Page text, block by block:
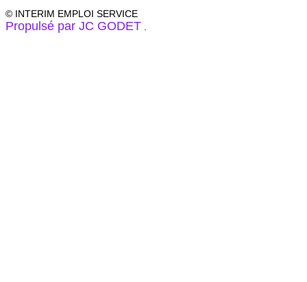
© INTERIM EMPLOI SERVICE
Propulsé par JC GODET .